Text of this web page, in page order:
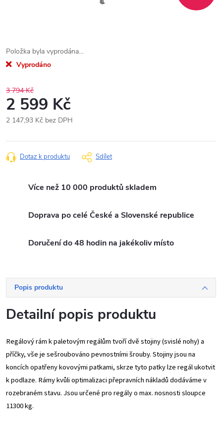
Položka byla vyprodána…
Vyprodáno
3 794 Kč
2 599 Kč
2 147,93 Kč bez DPH
cena:
Dotaz k produktu Sdílet
Více než 10 000 produktů skladem
Doprava po celé České a Slovenské republice
Doručení do 48 hodin na jakékoliv místo
Popis produktu
Detailní popis produktu
Regálový rám k paletovým regálům tvoří dvě stojiny (svislé nohy) a
příčky, vše je sešroubováno pevnostními šrouby. Stojiny jsou na
koncích opatřeny kovovými patkami, skrze tyto patky lze regál ukotvit
k podlaze. Rámy kvůli optimalizaci přepravních nákladů dodáváme v
rozebraném stavu. Jsou určené pro regály o max. nosnosti sloupce
11300 kg.